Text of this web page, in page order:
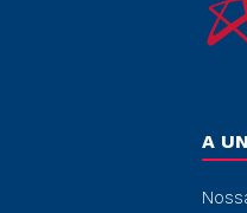
A